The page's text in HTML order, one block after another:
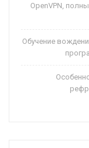
OpenVPN,
Обучение